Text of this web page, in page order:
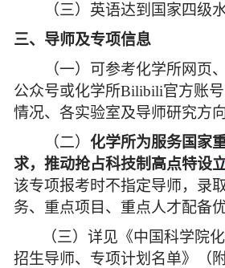
（三）英语达到国家四级水
三、导师及专项信息
（一）可参考化学所网页
公众号或化学所Bilibili官方账
情况、各实验室及导师研究方向
（二） 化学所为服务国家
求，推动抢占科技制高点特设
该专项报考时不指定导师，录
务、重点项目、重点人才配备
（三）详见《中国科学院
招生导师、专项计划名单》（